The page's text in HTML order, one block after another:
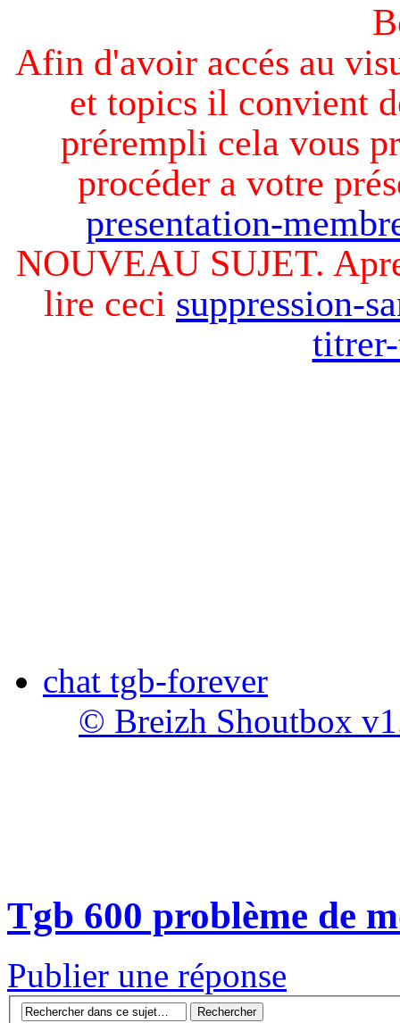
Afin d'avoir accés au
et topics il convient
prérempli cela vous
procéder a votre
presentation-
NOUVEAU SUJET.
lire ceci suppression-
chat tgb-forever
© Breizh Shoutbox
Tgb 600 problème de
Publier une réponse